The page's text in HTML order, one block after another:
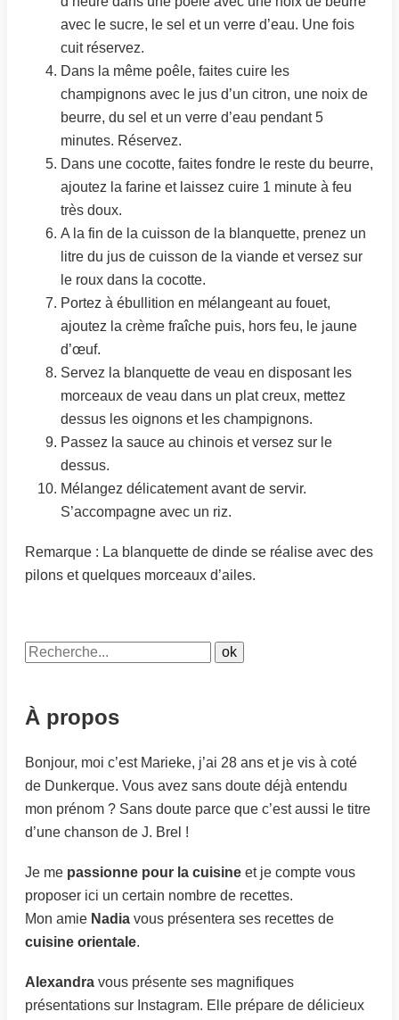
avec le sucre, le sel et un verre d’eau. Une fois
cuit réservez.
Dans la même poêle, faites cuire les
champignons avec le jus d’un citron, une noix de
beurre, du sel et un verre d’eau pendant 5
minutes. Réservez.
Dans une cocotte, faites fondre le reste du beurre,
ajoutez la farine et laissez cuire 1 minute à feu
très doux.
A la fin de la cuisson de la blanquette, prenez un
litre du jus de cuisson de la viande et versez sur
le roux dans la cocotte.
Portez à ébullition en mélangeant au fouet,
ajoutez la crème fraîche puis, hors feu, le jaune
d’œuf.
Servez la blanquette de veau en disposant les
morceaux de veau dans un plat creux, mettez
dessus les oignons et les champignons.
Passez la sauce au chinois et versez sur le
dessus.
Mélangez délicatement avant de servir.
S’accompagne avec un riz.
Remarque : La blanquette de dinde se réalise avec des
pilons et quelques morceaux d’ailes.
À propos
Bonjour, moi c’est Marieke, j’ai 28 ans et je vis à coté
de Dunkerque. Vous avez sans doute déjà entendu
mon prénom ? Sans doute parce que c’est aussi le titre
d’une chanson de J. Brel !
Je me passionne pour la cuisine et je compte vous
proposer ici un certain nombre de recettes.
Mon amie Nadia vous présentera ses recettes de
cuisine orientale.
Alexandra vous présente ses magnifiques
présentations sur Instagram. Elle prépare de délicieux